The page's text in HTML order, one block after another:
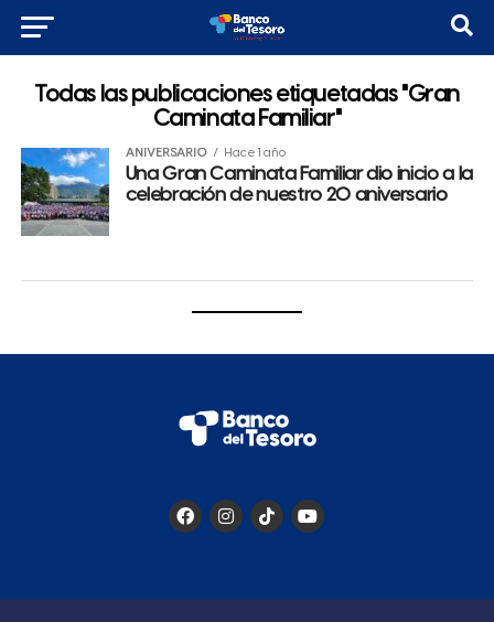
Todas las publicaciones etiquetadas "Gran
Caminata Familiar"
ANIVERSARIO Hace 1 año
Una Gran Caminata Familiar dio inicio a la
celebración de nuestro 20 aniversario